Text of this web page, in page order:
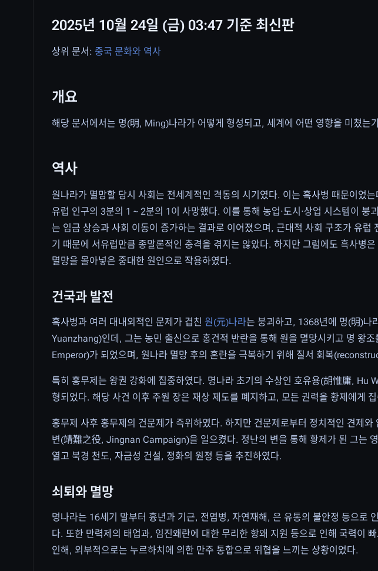
2025년 10월 24일 (금) 03:47 기준 최신판
상위 문서: 중국 문화와 역사
개요
해당 문서에서는 명(明, Ming)나라가 어떻게 형성되고, 세계에 어떤 영향을 미쳤는
역사
원나라가 멸망할 당시 사회는 전세계적인 격동의 시기였다. 이는 흑사병 때문이었
유럽 인구의 3분의 1 ~ 2분의 1이 사망했다. 이를 통해 농업·도시·상업 시스템이 붕
는 임금 상승과 사회 이동이 증가하는 결과로 이어졌으며, 근대적 사회 구조가 유
기 때문에 서유럽만큼 종말론적인 충격을 겪지는 않았다. 하지만 그럼에도 흑사병
멸망을 몰아넣은 중대한 원인으로 작용하였다.
건국과 발전
흑사병과 여러 대내외적인 문제가 겹친 원(元)나라는 붕괴하고, 1368년에 명(明)나
Yuanzhang)인데, 그는 농민 출신으로 홍건적 반란을 통해 원을 멸망시키고 명 왕
Emperor)가 되었으며, 원나라 멸망 후의 혼란을 극복하기 위해 질서 회복
특히 홍무제는 왕권 강화에 집중하였다. 명나라 초기의 수상인 호유용(胡惟庸, Hu
형되었다. 해당 사건 이후 주원 장은 재상 제도를 폐지하고, 모든 권력을 황제에게
홍무제 사후 홍무제의 건문제가 즉위하였다. 하지만 건문제로부터 정치적인 견제
변(靖難之役, Jingnan Campaign)을 일으켰다. 정난의 변을 통해 황제가 된 그는
열고 북경 천도, 자금성 건설, 정화의 원정 등을 추진하였다.
쇠퇴와 멸망
명나라는 16세기 말부터 흉년과 기근, 전염병, 자연재해, 은 유통의 불안정 등으로
다. 또한 만력제의 태업과, 임진왜란에 대한 무리한 항왜 지원 등으로 인해 국력이
인해, 외부적으로는 누르하치에 의한 만주 통합으로 위협을 느끼는 상황이었다.